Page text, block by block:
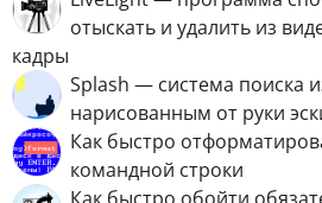
отыскать и удалить из
кадры
Splash — система поиска
нарисованным от руки
Как быстро
командной строки
Как быстро обойти